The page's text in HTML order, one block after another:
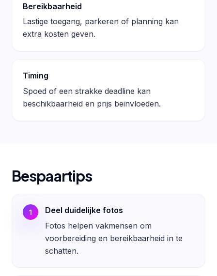
Bereikbaarheid
Lastige toegang, parkeren of planning kan
extra kosten geven.
Timing
Spoed of een strakke deadline kan
beschikbaarheid en prijs beinvloeden.
Bespaartips
1
Deel duidelijke fotos
Fotos helpen vakmensen om
voorbereiding en bereikbaarheid in te
schatten.